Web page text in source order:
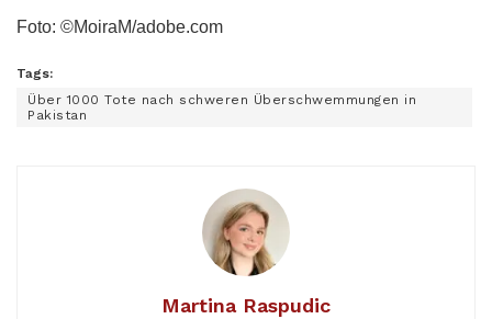
Foto: ©MoiraM/adobe.com
Tags:
Über 1000 Tote nach schweren Überschwemmungen in
Pakistan
Martina Raspudic